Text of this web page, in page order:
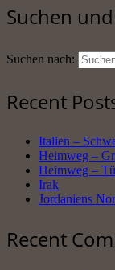
Suchen
Suchen nach:
Recent
Italien –
Heimweg –
Heimweg –
Irak
Jordaniens
Recent